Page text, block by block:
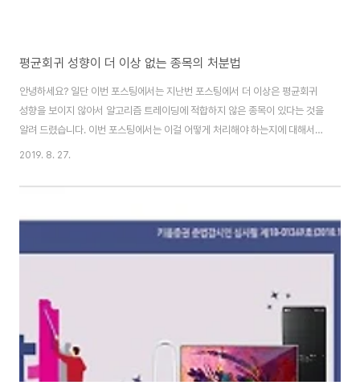
평균회귀 성향이 더 이상 없는 종목의 처분법
안녕하세요? 일단 이번 포스팅에서는 지난번 포스팅에서 더 이상은 평균회귀
성향을 보이지 않아서 알고리즘 트레이딩에 적합하지 않은 종목이 있다는 것을
알려 드렸습니다. 이번 포스팅에서는 이걸 어떻게 처리해야 하는지에 대해서
키움증권의 영웅문4에서 자동으로 매매를 해주는 기능이 있다고 하니, 그 기능
나 되는 종목의 리스트를 집어 넣어 주도록 하는 과정을 거치도록 합니다. 잠시
성이 되는 것을 확인할 수 있기는 있었습니다. 다음으로 해야 할일은
2019. 8. 27.